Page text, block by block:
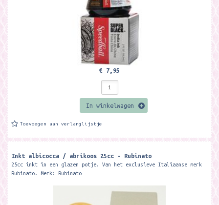
€ 7,95
In winkelwagen
Toevoegen aan verlanglijstje
Inkt albicocca / abrikoos 25cc - Rubinato
25cc inkt in een glazen potje. Van het exclusieve Italiaanse merk
Rubinato. Merk: Rubinato